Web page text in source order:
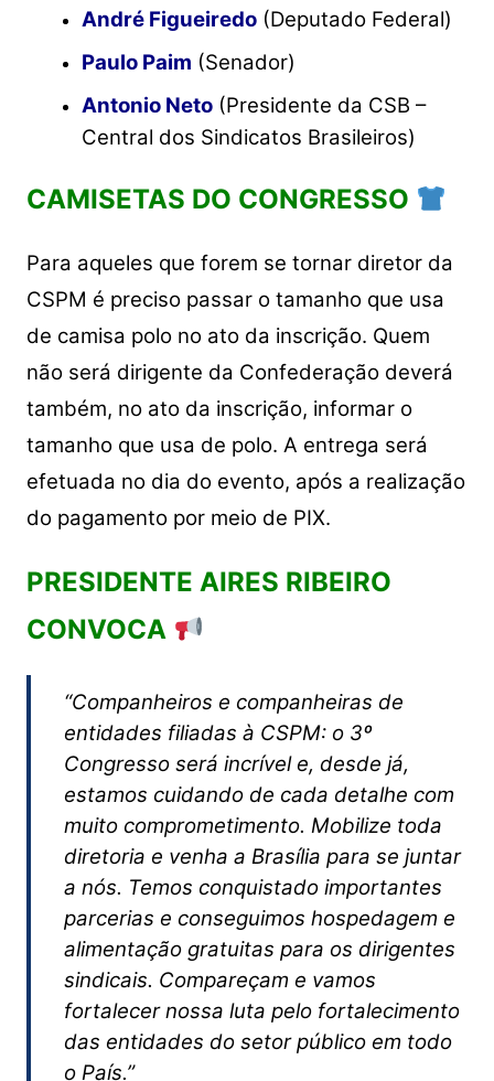
André Figueiredo(Deputado Federal)
Paulo Paim (Senador)
Antonio Neto(Presidente da CSB –
Central dos Sindicatos Brasileiros)
CAMISETAS DO CONGRESSO
Para aqueles que forem se tornar diretor da
CSPM é preciso passar o tamanho que usa
de camisa polo no ato da inscrição. Quem
não será dirigente da Confederação deverá
também, no ato da inscrição, informar o
tamanho que usa de polo. A entrega será
efetuada no dia do evento, após a realização
do pagamento por meio de PIX.
PRESIDENTE AIRES RIBEIRO
CONVOCA
“Companheiros e companheiras de
entidades filiadas à CSPM: o 3º
Congresso será incrível e, desde já,
estamos cuidando de cada detalhe com
muito comprometimento. Mobilize toda
diretoria e venha a Brasília para se juntar
a nós. Temos conquistado importantes
parcerias e conseguimos hospedagem e
alimentação gratuitas para os dirigentes
sindicais. Compareçam e vamos
fortalecer nossa luta pelo fortalecimento
das entidades do setor público em todo
o País.”